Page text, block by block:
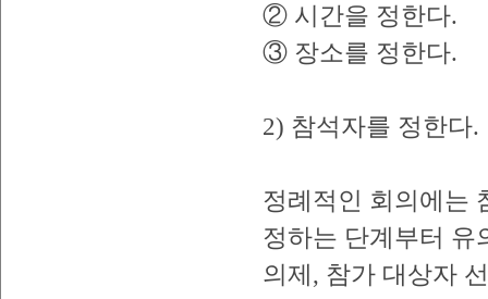
② 시간을 정한다.
③ 장소를 정한다.
2) 참석자를 정한다.
정례적인 회의에는
정하는 단계부터 유
의제, 참가 대상자